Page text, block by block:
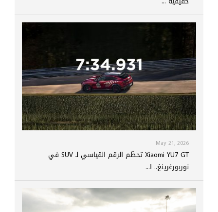
May 21, 2026
Xiaomi YU7 GT تحطّم الرقم القياسي لـ SUV في
نوربورغرينغ.. ا...